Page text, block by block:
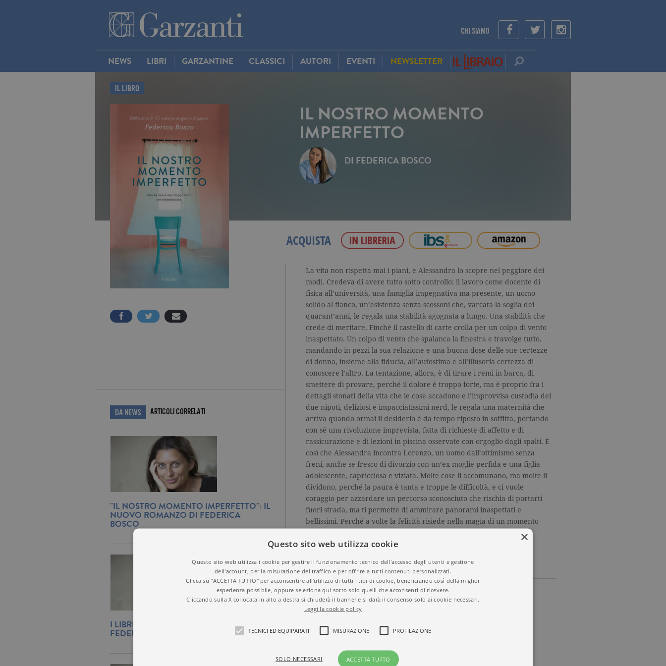
CHI SIAMO
NEWS LIBRI GARZANTINE CLASSICI AUTORI EVENTI NEWSLETTER
IL LIBRO
IL NOSTRO MOMENTO
IMPERFETTO
DI FEDERICA BOSCO
ACQUISTA
La vita non rispetta mai i piani, e Alessandra lo scopre nel peggiore dei
modi. Credeva di avere tutto sotto controllo: il lavoro come docente di
fisica all’università, una famiglia impegnativa ma presente, un uomo
solido al fianco, un’esistenza senza scossoni che, varcata la soglia dei
quarant’anni, le regala una stabilità agognata a lungo. Una stabilità che
crede di meritare. Finché il castello di carte crolla per un colpo di vento
inaspettato. Un colpo di vento che spalanca la finestra e travolge tutto,
mandando in pezzi la sua relazione e una buona dose delle sue certezze
di donna, insieme alla fiducia, all’autostima e all’illusoria certezza di
conoscere l’altro. La tentazione, allora, è di tirare i remi in barca, di
smettere di provare, perché il dolore è troppo forte, ma è proprio fra i
dettagli stonati della vita che le cose accadono e l’improvvisa custodia dei
due nipoti, deliziosi e impacciatissimi nerd, le regala una maternità che
arriva quando ormai il desiderio è da tempo riposto in soffitta, portando
con sé una rivoluzione imprevista, fatta di richieste di affetto e di
rassicurazione e di lezioni in piscina osservate con orgoglio dagli spalti. È
così che Alessandra incontra Lorenzo, un uomo dall’ottimismo senza
freni, anche se fresco di divorzio con un’ex moglie perfida e una figlia
adolescente, capricciosa e viziata. Molte cose li accomunano, ma molte li
dividono, perché la paura è tanta e troppe le difficoltà, e ci vuole
coraggio per azzardare un percorso sconosciuto che rischia di portarti
fuori strada, ma ti permette di ammirare panorami inaspettati e
bellissimi. Perché a volte la felicità risiede nella magia di un momento
ISBN
9788811813903
Autore
Federica Bosco
Casa Editrice
GARZANTI
DA NEWS ARTICOLI CORRELATI
"IL NOSTRO MOMENTO IMPERFETTO": IL
NUOVO ROMANZO DI FEDERICA
BOSCO
I LIBRI AMATI DALLA SCRITTRICE
FEDERICA BOSCO
×
Questo sito web utilizza cookie
Questo sito web utilizza i cookie per gestire il funzionamento tecnico dell'accesso degli utenti e gestione
dell'account, per la misurazione del traffico e per offrire a tutti contenuti personalizzati.
Clicca su "ACCETTA TUTTO" per acconsentire all'utilizzo di tutti i tipi di cookie, beneficiando così della miglior
esperienza possibile, oppure seleziona qui sotto solo quelli che acconsenti di ricevere.
Cliccando sulla X collocata in alto a destra si chiuderà il banner e si darà il consenso solo ai cookie necessari.
Leggi la cookie policy
TECNICI ED EQUIPARATI MISURAZIONE PROFILAZIONE
ACCETTA TUTTO
SOLO NECESSARI